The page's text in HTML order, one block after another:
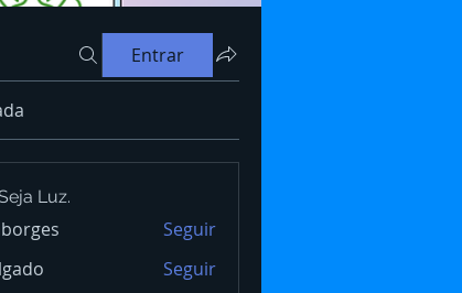
Entrar
Luz.
Seguir
Seguir